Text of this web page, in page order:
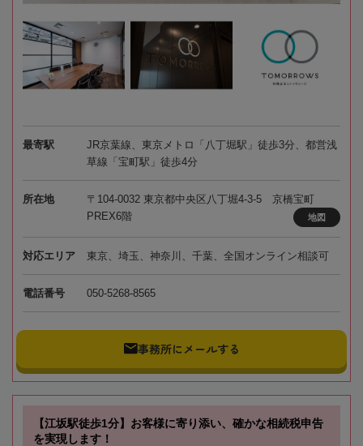
最寄駅
JR京葉線、東京メトロ「八丁堀駅」徒歩3分、都営浅
草線「宝町駅」徒歩4分
所在地
〒104-0032 東京都中央区八丁堀4-3-5 京橋宝町
PREX6階
地図
対応エリア 東京、埼玉、神奈川、千葉、全国オンライン相談可
電話番号 050-5268-8565
事務所にメールする
【江坂駅徒歩1分】お客様に寄り添い、確かな相続税申告
を実現します！